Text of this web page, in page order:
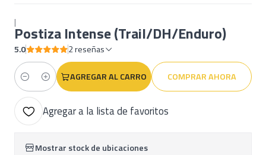
|
Postiza Intense (Trail/DH/Enduro)
5.0 2 reseñas
Cantidad
AGREGAR AL CARRO COMPRAR AHORA
Agregar a la lista de favoritos
Mostrar stock de ubicaciones